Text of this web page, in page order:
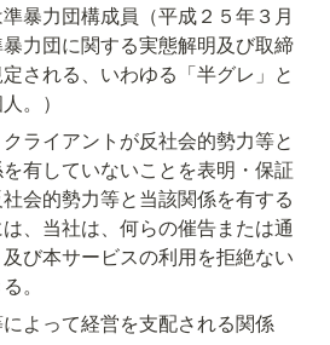
準暴力団構成員（平成２５年３月
力団に関する実態解明及び取締
される、いわゆる「半グレ」と
。）
ライアントが反社会的勢力等と
有していないことを表明・保証
会的勢力等と当該関係を有する
、当社は、何らの催告または通
び本サービスの利用を拒絶ない
。
によって経営を支配される関係